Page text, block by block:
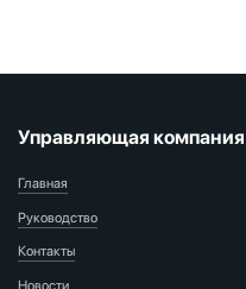
Управляющая компания
Главная
Руководство
Контакты
Новости